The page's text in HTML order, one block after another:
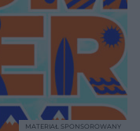
MATERIAŁ SPONSOROWANY